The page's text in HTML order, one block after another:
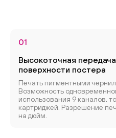
01
Высокоточная
поверхности постера
Печать пигментными
Возможность
использования 9 каналов,
картриджей. Разрешение
на дюйм.